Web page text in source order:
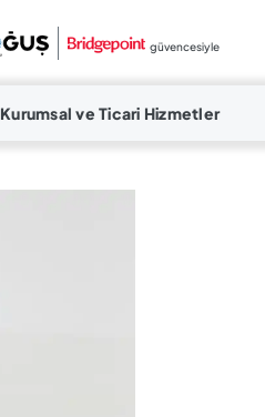
güvencesiyle
Kurumsal ve Ticari Hizmetler